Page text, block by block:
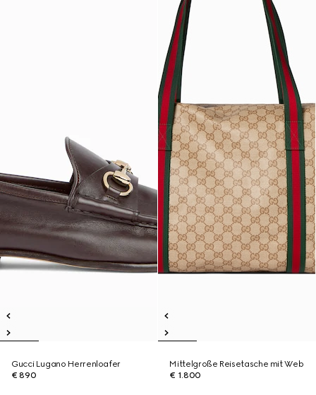
Gucci Lugano Herrenloafer
€ 890
Mittelgroße Reisetasche mit Web
€ 1.800